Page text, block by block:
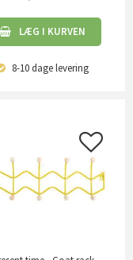
LÆG I KURVEN
8-10 dagelevering